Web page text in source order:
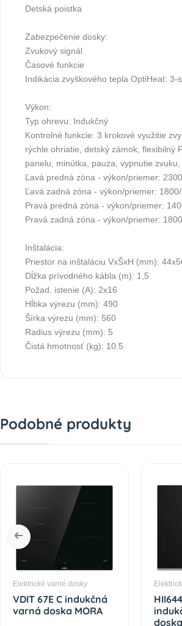
Detská poistka
Zabezpečenie dosky:
Zvukový signál
Časové funkcie
Indikácia zvyškového tepla OptiHeat:
Výkon:
Typ ohrevu: Indukčný
Kontrolné funkcie: 3 krokové využitie
rýchle ohriatie, detský zámok, flexibilný
panelu, minútka, pauza, vypnutie
Ľavá predná zóna - výkon/priemer:
Ľavá zadná zóna - výkon/priemer:
Pravá predná zóna - výkon/priemer:
Pravá zadná zóna - výkon/priemer:
Inštalácia:
Priestor na inštaláciu VxŠxH (mm):
Dĺžka prívodného kábla (m): 1,5
Požad. istenie (A): 2x16
Hĺbka výrezu (mm): 490
Šírka výrezu (mm): 560
Radius výrezu (mm): 5
Čistá hmotnosť (kg): 10.5
Podobné produkty
Elektrické varné dosky
VDIT 67E C indukčná
varná doska MORA